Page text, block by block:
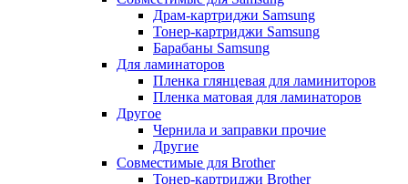
Драм-картриджи Samsung
Тонер-картриджи Samsung
Барабаны Samsung
Для ламинаторов
Пленка глянцевая для ламиниторов
Пленка матовая для ламинаторов
Другое
Чернила и заправки прочие
Другие
Совместимые для Brother
Тонер-картриджи Brother